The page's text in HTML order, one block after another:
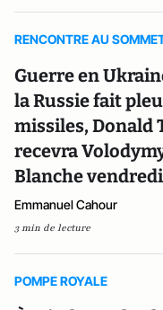
RENCONTRE AU
Guerre en
la Russie fait
missiles, Donald
recevra
Blanche vendredi
Emmanuel Cahour
3 min de lecture
POMPE ROYALE